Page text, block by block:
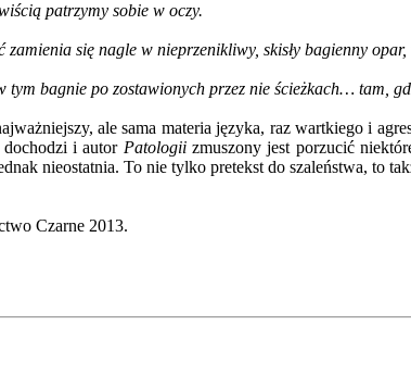
patrzymy sobie w oczy.
się nagle w nieprzenikliwy, skisły bagienny
bagnie po zostawionych przez nie ścieżkach… tam,
ale sama materia języka, raz wartkiego i
dochodzi i autor Patologiizmuszony jest porzucić
nieostatnia. To nie tylko pretekst do szaleństwa, to
Czarne 2013.